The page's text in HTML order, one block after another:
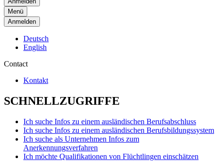
Menü
Anmelden
Deutsch
English
Contact
Kontakt
SCHNELLZUGRIFFE
Ich suche Infos zu einem ausländischen Berufsabschluss
Ich suche Infos zu einem ausländischen Berufsbildungssystem
Ich suche als Unternehmen Infos zum
Anerkennungsverfahren
Ich möchte Qualifikationen von Flüchtlingen einschätzen